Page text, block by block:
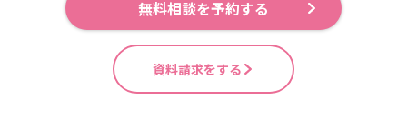
無料相談を予約する
資料請求をする